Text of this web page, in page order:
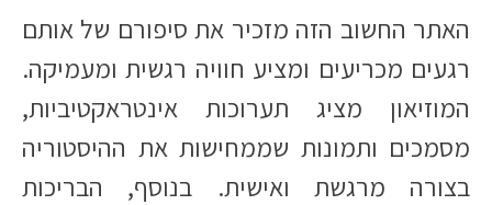
האתר החשוב הזה מזכיר את סיפורם של אותם
רגעים מכריעים ומציע חוויה רגשית ומעמיקה.
המוזיאון מציג תערוכות אינטראקטיביות,
מסמכים ותמונות שממחישות את ההיסטוריה
בצורה מרגשת ואישית. בנוסף, הבריכות